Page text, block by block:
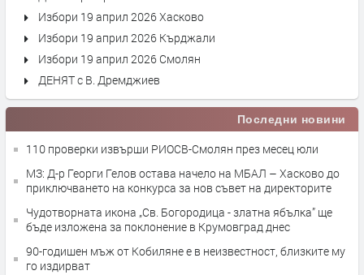
Избори 19 април 2026 Хасково
Избори 19 април 2026 Кърджали
Избори 19 април 2026 Смолян
ДЕНЯТ с В. Дремджиев
Последни новини
110 проверки извърши РИОСВ-Смолян през месец юли
МЗ: Д-р Георги Гелов остава начело на МБАЛ – Хасково до
приключването на конкурса за нов съвет на директорите
Чудотворната икона „Св. Богородица - златна ябълка” ще
бъде изложена за поклонение в Крумовград днес
90-годишен мъж от Кобиляне е в неизвестност, близките му
го издирват